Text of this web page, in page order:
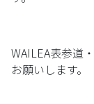
WAILEA表参道
お願いします。